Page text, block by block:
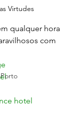
Virtudes
qualquer hora
com
hotel